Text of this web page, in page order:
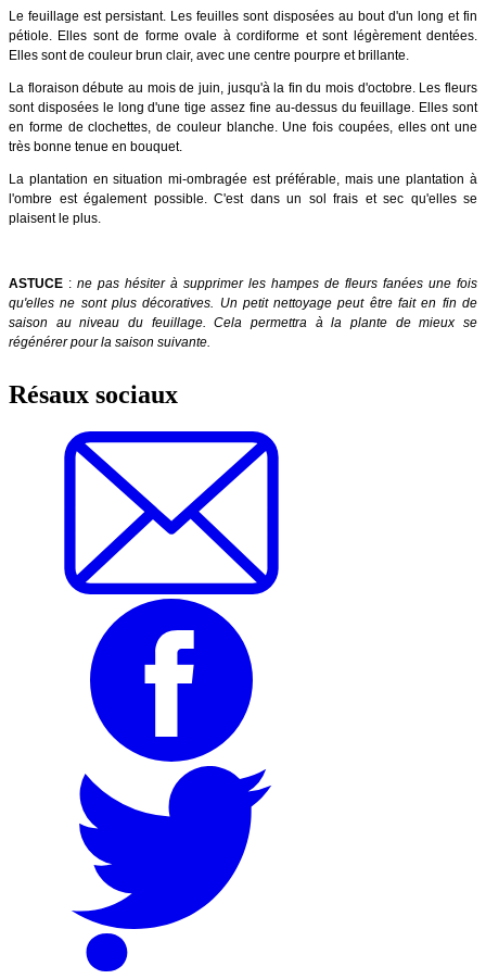
Le feuillage est persistant. Les feuilles sont disposées au bout d'un long et fin
pétiole. Elles sont de forme ovale à cordiforme et sont légèrement dentées.
Elles sont de couleur brun clair, avec une centre pourpre et brillante.
La floraison débute au mois de juin, jusqu'à la fin du mois d'octobre. Les fleurs
sont disposées le long d'une tige assez fine au-dessus du feuillage. Elles sont
en forme de clochettes, de couleur blanche. Une fois coupées, elles ont une
très bonne tenue en bouquet.
La plantation en situation mi-ombragée est préférable, mais une plantation à
l'ombre est également possible. C'est dans un sol frais et sec qu'elles se
plaisent le plus.
ASTUCE : ne pas hésiter à supprimer les hampes de fleurs fanées une fois
qu'elles ne sont plus décoratives. Un petit nettoyage peut être fait en fin de
saison au niveau du feuillage. Cela permettra à la plante de mieux se
régénérer pour la saison suivante.
Résaux sociaux